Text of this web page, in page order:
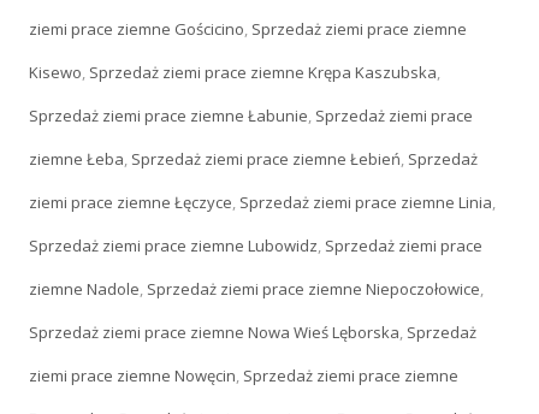
ziemi prace ziemne Gościcino, Sprzedaż ziemi prace ziemne
Kisewo, Sprzedaż ziemi prace ziemne Krępa Kaszubska,
Sprzedaż ziemi prace ziemne Łabunie, Sprzedaż ziemi prace
ziemne Łeba, Sprzedaż ziemi prace ziemne Łebień, Sprzedaż
ziemi prace ziemne Łęczyce, Sprzedaż ziemi prace ziemne Linia,
Sprzedaż ziemi prace ziemne Lubowidz, Sprzedaż ziemi prace
ziemne Nadole, Sprzedaż ziemi prace ziemne Niepoczołowice,
Sprzedaż ziemi prace ziemne Nowa Wieś Lęborska, Sprzedaż
ziemi prace ziemne Nowęcin, Sprzedaż ziemi prace ziemne